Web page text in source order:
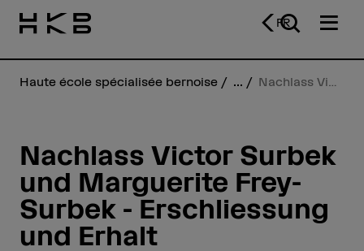
FR
Haute école spécialisée bernoise ...
Nachlass Victor Surbek
und Marguerite Frey-
Surbek - Erschliessung
und Erhalt